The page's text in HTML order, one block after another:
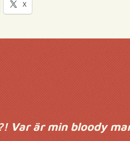
X
Var är min bloody